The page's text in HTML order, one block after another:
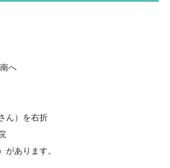
へ
ん）を右折
があります。